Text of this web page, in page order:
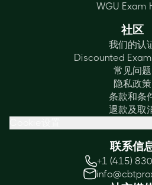
WGU Exam
社区
我们的认
Discounted
常见问题
隐私政策
条款和条
退款及取
联系信
+1 (415)